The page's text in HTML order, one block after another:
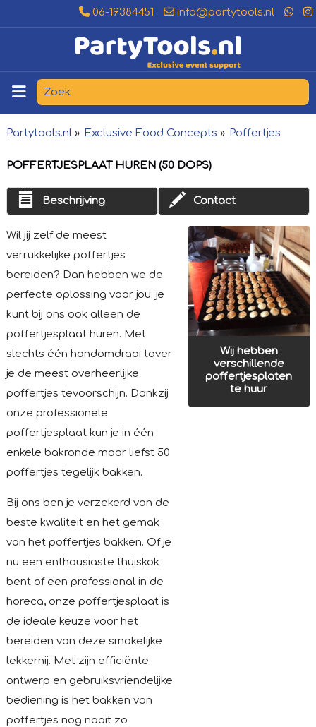
06-19384451 info@partytools.nl
Partytools.nl » Exclusive Food Concepts » Poffertjes
POFFERTJESPLAAT HUREN (50 DOPS)
Beschrijving Contact
Wil jij zelf de meest
verrukkelijke poffertjes
bereiden? Dan hebben we de
perfecte oplossing voor jou: je
kunt bij ons ook alleen de
poffertjesplaat huren. Met
slechts één handomdraai tover
je de meest overheerlijke
poffertjes tevoorschijn. Dankzij
onze professionele
poffertjesplaat kun je in één
enkele bakronde maar liefst 50
poffertjes tegelijk bakken.
Bij ons ben je verzekerd van de
beste kwaliteit en het gemak
van het poffertjes bakken. Of je
nu een enthousiaste thuiskok
bent of een professional in de
horeca, onze poffertjesplaat is
de ideale keuze voor het
bereiden van deze smakelijke
lekkernij. Met zijn efficiënte
ontwerp en gebruiksvriendelijke
bediening is het bakken van
poffertjes nog nooit zo
Wij hebben
verschillende
poffertjesplaten
te huur